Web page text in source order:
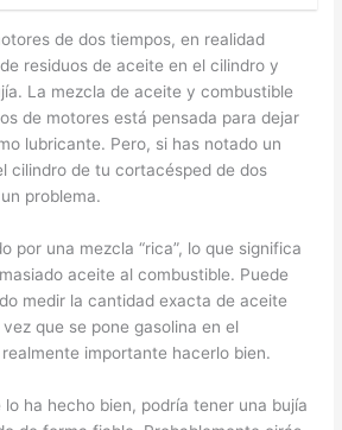
de dos tiempos, en realidad
residuos de aceite en el cilindro y
La mezcla de aceite y combustible
de motores está pensada para dejar
lubricante. Pero, si has notado un
cilindro de tu cortacésped de dos
problema.
por una mezcla “rica”, lo que significa
aceite al combustible. Puede
medir la cantidad exacta de aceite
que se pone gasolina en el
importante hacerlo bien.
ha hecho bien, podría tener una bujía